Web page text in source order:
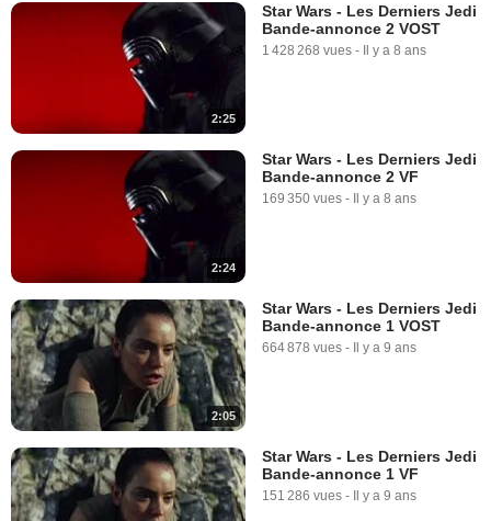
2:25
Star Wars - Les Derniers Jedi
Bande-annonce 2 VOST
1 428 268 vues - Il y a 8 ans
2:24
Star Wars - Les Derniers Jedi
Bande-annonce 2 VF
169 350 vues - Il y a 8 ans
2:05
Star Wars - Les Derniers Jedi
Bande-annonce 1 VOST
664 878 vues - Il y a 9 ans
Star Wars - Les Derniers Jedi
Bande-annonce 1 VF
151 286 vues - Il y a 9 ans